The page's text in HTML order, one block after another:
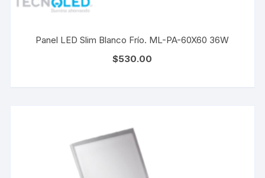
Panel LED Slim Blanco Frío. ML-PA-60X60 36W
$530.00